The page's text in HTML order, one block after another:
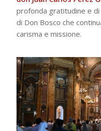
profonda gratitudine e di
di Don Bosco che
carisma e missione.